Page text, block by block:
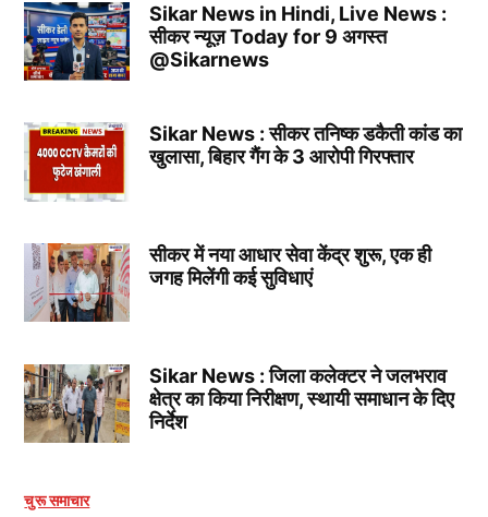
Sikar News in Hindi, Live News :
सीकर न्यूज़ Today for 9 अगस्त
@Sikarnews
Sikar News : सीकर तनिष्क डकैती कांड का
खुलासा, बिहार गैंग के 3 आरोपी गिरफ्तार
सीकर में नया आधार सेवा केंद्र शुरू, एक ही
जगह मिलेंगी कई सुविधाएं
Sikar News : जिला कलेक्टर ने जलभराव
क्षेत्र का किया निरीक्षण, स्थायी समाधान के दिए
निर्देश
चुरू समाचार